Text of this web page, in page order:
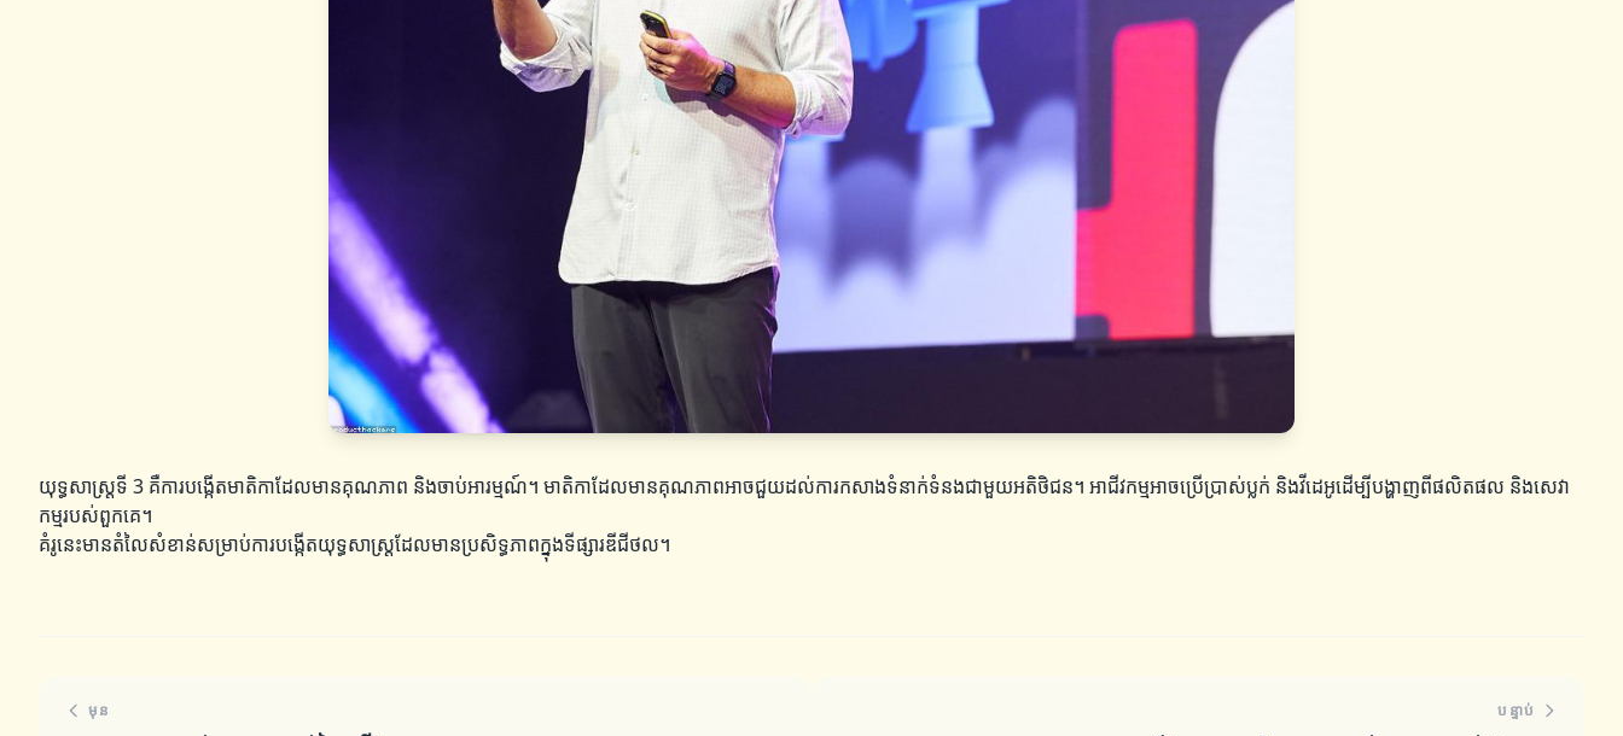
យុទ្ធសាស្ត្រទី 3 គឺការបង្កើតមាតិកាដែលមានគុណភាព និងចាប់អារម្មណ៍។ មាតិកាដែលមានគុណភាពអាចជួយដល់ការកសាងទំនាក់ទំនងជាមួយអតិថិជន។ អាជីវកម្មអាចប្រើប្រាស់ប្លក់ និងវីដេអូដើម្បីបង្ហាញពីផលិតផល និងសេវា
កម្មរបស់ពួកគេ។
គំរូនេះមានតំលៃសំខាន់សម្រាប់ការបង្កើតយុទ្ធសាស្ត្រដែលមានប្រសិទ្ធភាពក្នុងទីផ្សារឌីជីថល។
មុន បន្ទាប់